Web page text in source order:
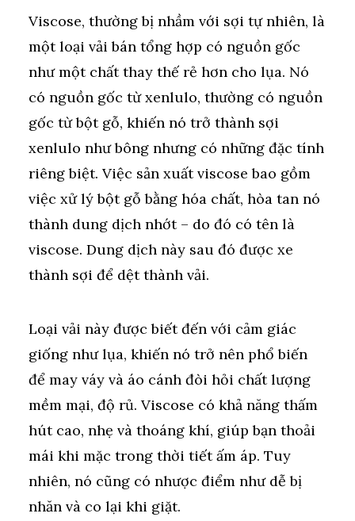
Viscose, thường bị nhầm với sợi tự nhiên, là
một loại vải bán tổng hợp có nguồn gốc
như một chất thay thế rẻ hơn cho lụa. Nó
có nguồn gốc từ xenlulo, thường có nguồn
gốc từ bột gỗ, khiến nó trở thành sợi
xenlulo như bông nhưng có những đặc tính
riêng biệt. Việc sản xuất viscose bao gồm
việc xử lý bột gỗ bằng hóa chất, hòa tan nó
thành dung dịch nhớt – do đó có tên là
viscose. Dung dịch này sau đó được xe
thành sợi để dệt thành vải.
Loại vải này được biết đến với cảm giác
giống như lụa, khiến nó trở nên phổ biến
để may váy và áo cánh đòi hỏi chất lượng
mềm mại, độ rủ. Viscose có khả năng thấm
hút cao, nhẹ và thoáng khí, giúp bạn thoải
mái khi mặc trong thời tiết ấm áp. Tuy
nhiên, nó cũng có nhược điểm như dễ bị
nhăn và co lại khi giặt.